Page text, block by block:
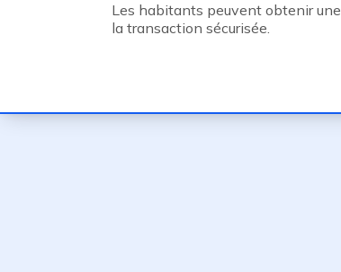
Les habitants peuvent obtenir une
la transaction sécurisée.